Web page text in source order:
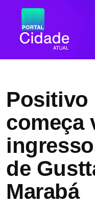
Positivo
começa
de
Marabá